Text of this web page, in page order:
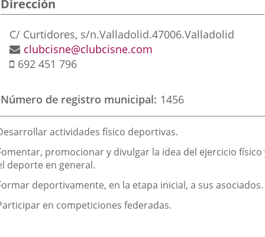
externa.externa.
Dirección
Dirección
postal
C/ Curtidores, s/n.Valladolid.47006.Valladolid
Dirección
de
electrónico
clubcisne@clubcisne.com
Móvil
692 451 796
Número de registro municipal 1456
actividades físico deportivas.
promocionar y divulgar la idea del ejercicio físico
deporte en general.
deportivamente, en la etapa inicial, a sus asociados.
en competiciones federadas.